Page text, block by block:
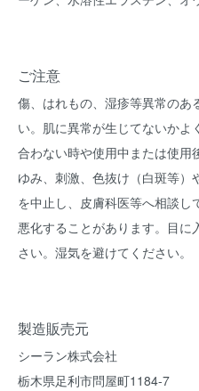
ご注意
傷、はれもの、湿疹等異常のあ
い。肌に異常が生じてないかよ
合わない時や使用中または使用
ゆみ、刺激、色抜け（白斑等）
を中止し、皮膚科医等へ相談
悪化することがあります。目に
さい。湿気を避けてください。
製造販売元
シーラン株式会社
栃木県足利市問屋町1184-7